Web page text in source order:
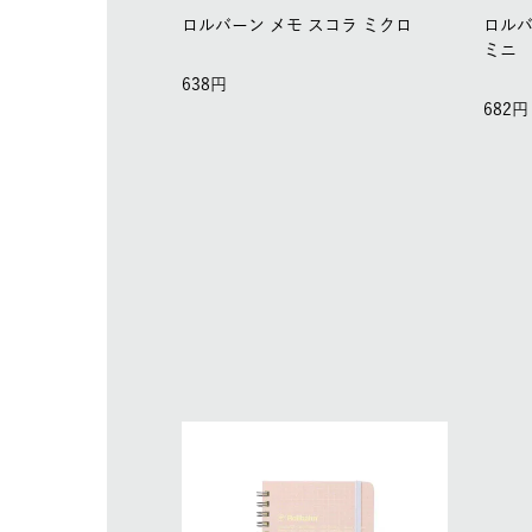
ロルバーン メモ スコラ ミクロ
638
ロル
ミニ
682